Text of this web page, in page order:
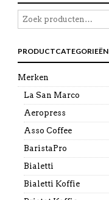
PRODUCTCATEGORIEËN
Merken
La San Marco
Aeropress
Asso Coffee
BaristaPro
Bialetti
Bialetti Koffie